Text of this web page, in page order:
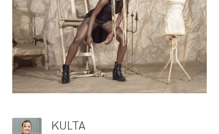
KULTA